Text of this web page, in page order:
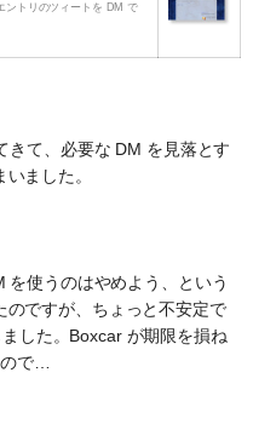
ントリのツィートを DM で
きて、必要な DM を見落とす
ました。
を使うのはやめよう、という
のですが、ちょっと不安定で
した。Boxcar が期限を損ね
で…